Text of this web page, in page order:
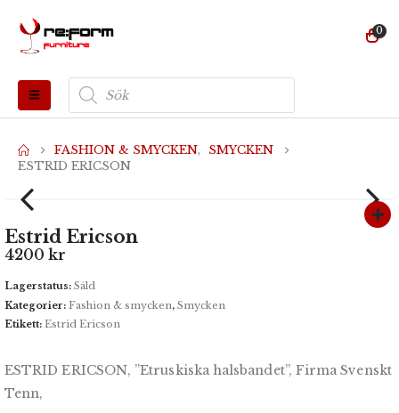
0
Produktsökning
FASHION & SMYCKEN,
SMYCKEN
ESTRID ERICSON
Estrid Ericson
4200 kr
Lagerstatus: Såld
Kategorier: Fashion & smycken, Smycken
Etikett: Estrid Ericson
ESTRID ERICSON, ”Etruskiska halsbandet”, Firma Svenskt
Tenn,